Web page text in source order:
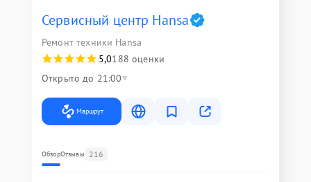
Сервисный центр Hansa
Ремонт техники Hansa
5,0188 оценки
Открыто до 21:00
Маршрут
ОбзорОтзывы 216